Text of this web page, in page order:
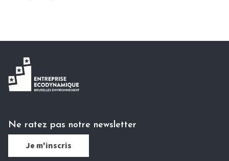
Ne ratez pas notre newsletter
Je m'inscris